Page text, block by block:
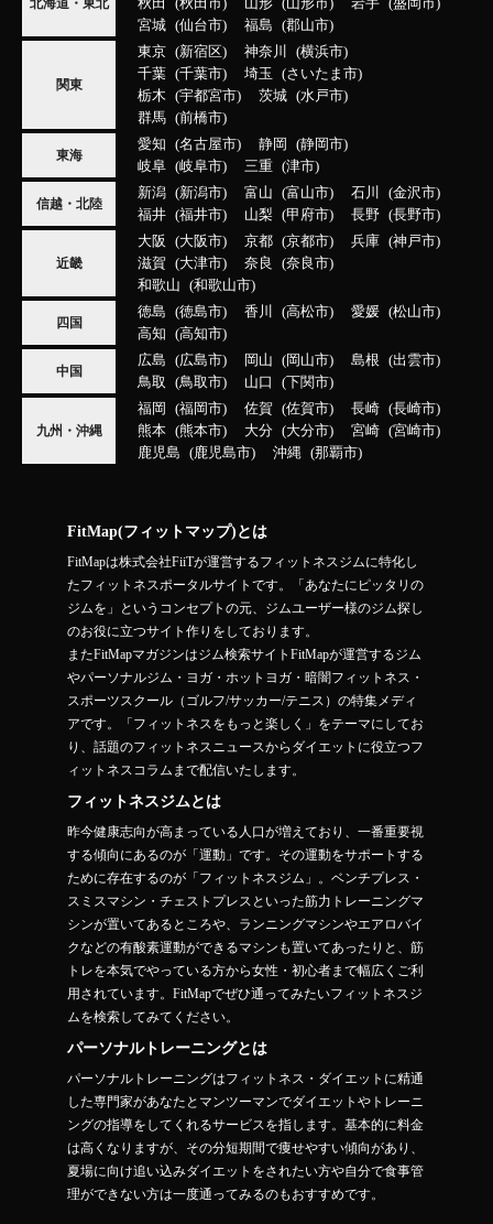
北海道・東北
秋田
秋田市 山形 山形市 岩手
盛岡市
宮城
仙台市 福島 郡山市
関東
東京 新宿区 神奈川
横浜市
千葉
千葉市 埼玉
さいたま市
栃木
宇都宮市 茨城
水戸市
群馬
前橋市
東海
愛知 名古屋市 静岡
静岡市
岐阜
岐阜市 三重 津市
信越・北陸
新潟 新潟市 富山 富山市 石川
金沢市
福井
福井市 山梨 甲府市 長野 長野市
近畿
大阪 大阪市 京都 京都市 兵庫
神戸市
滋賀
大津市 奈良
奈良市
和歌山
和歌山市
四国
徳島 徳島市 香川 高松市 愛媛
松山市
高知
高知市
中国
広島 広島市 岡山 岡山市 島根
出雲市
鳥取
鳥取市 山口 下関市
九州・沖縄
福岡 福岡市 佐賀 佐賀市 長崎
長崎市
熊本
熊本市 大分 大分市 宮崎
宮崎市
鹿児島
鹿児島市 沖縄 那覇市
FitMap(フィットマップ)とは
FitMapは株式会社FiiTが運営するフィットネスジムに特化し
たフィットネスポータルサイトです。「あなたにピッタリの
ジムを」というコンセプトの元、ジムユーザー様のジム探し
のお役に立つサイト作りをしております。
またFitMapマガジンはジム検索サイトFitMapが運営するジム
やパーソナルジム・ヨガ・ホットヨガ・暗闇フィットネス・
スポーツスクール（ゴルフ/サッカー/テニス）の特集メディ
アです。「フィットネスをもっと楽しく」をテーマにしてお
り、話題のフィットネスニュースからダイエットに役立つフ
ィットネスコラムまで配信いたします。
フィットネスジムとは
昨今健康志向が高まっている人口が増えており、一番重要視
する傾向にあるのが「運動」です。その運動をサポートする
ために存在するのが「フィットネスジム」。ベンチプレス・
スミスマシン・チェストプレスといった筋力トレーニングマ
シンが置いてあるところや、ランニングマシンやエアロバイ
クなどの有酸素運動ができるマシンも置いてあったりと、筋
トレを本気でやっている方から女性・初心者まで幅広くご利
用されています。FitMapでぜひ通ってみたいフィットネスジ
ムを検索してみてください。
パーソナルトレーニングとは
パーソナルトレーニングはフィットネス・ダイエットに精通
した専門家があなたとマンツーマンでダイエットやトレーニ
ングの指導をしてくれるサービスを指します。基本的に料金
は高くなりますが、その分短期間で痩せやすい傾向があり、
夏場に向け追い込みダイエットをされたい方や自分で食事管
理ができない方は一度通ってみるのもおすすめです。